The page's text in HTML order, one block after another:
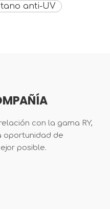
anti-UV
con la gama RY,
oportunidad de
posible.